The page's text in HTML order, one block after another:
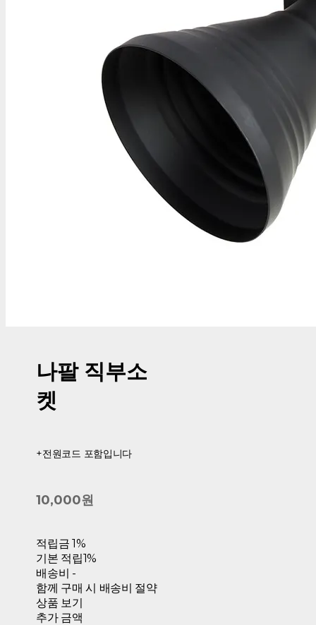
나팔 직부소
켓
+전원코드 포함입니다
10,000원
적립금 1%
기본 적립1%
배송비 -
함께 구매 시 배송비 절약
상품 보기
추가 금액